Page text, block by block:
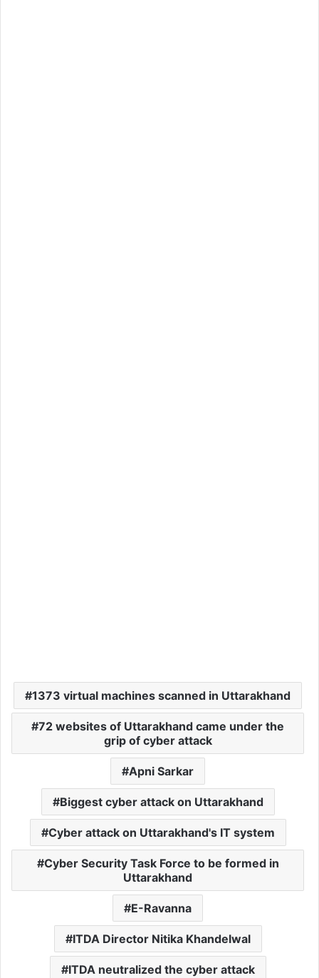
1373 virtual machines scanned in Uttarakhand
72 websites of Uttarakhand came under the
grip of cyber attack
Apni Sarkar
Biggest cyber attack on Uttarakhand
Cyber ​​attack on Uttarakhand's IT system
Cyber ​​Security Task Force to be formed in
Uttarakhand
E-Ravanna
ITDA Director Nitika Khandelwal
ITDA neutralized the cyber attack